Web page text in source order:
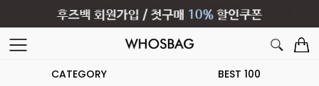
CATEGORY BEST 100